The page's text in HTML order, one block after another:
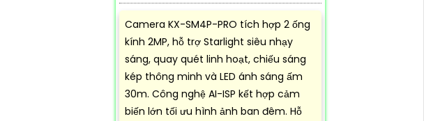
Camera KX-SM4P-PRO tích hợp 2 ống
kính 2MP, hỗ trợ Starlight siêu nhạy
sáng, quay quét linh hoạt, chiếu sáng
kép thông minh và LED ánh sáng ấm
30m. Công nghệ AI-ISP kết hợp cảm
biến lớn tối ưu hình ảnh ban đêm. Hỗ